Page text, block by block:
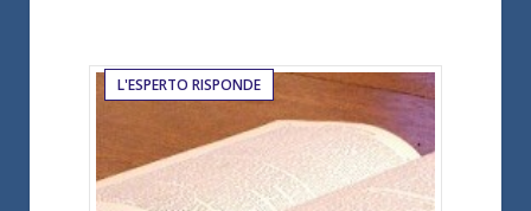
L'ESPERTO RISPONDE